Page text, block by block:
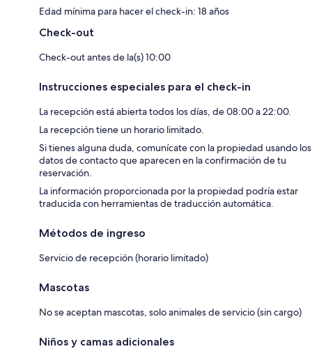
Edad mínima para hacer el check-in: 18 años
Check-out
Check-out antes de la(s) 10:00
Instrucciones especiales para el check-in
La recepción está abierta todos los días, de 08:00 a 22:00.
La recepción tiene un horario limitado.
Si tienes alguna duda, comunícate con la propiedad usando los
datos de contacto que aparecen en la confirmación de tu
reservación.
La información proporcionada por la propiedad podría estar
traducida con herramientas de traducción automática.
Métodos de ingreso
Servicio de recepción (horario limitado)
Mascotas
No se aceptan mascotas, solo animales de servicio (sin cargo)
Niños y camas adicionales